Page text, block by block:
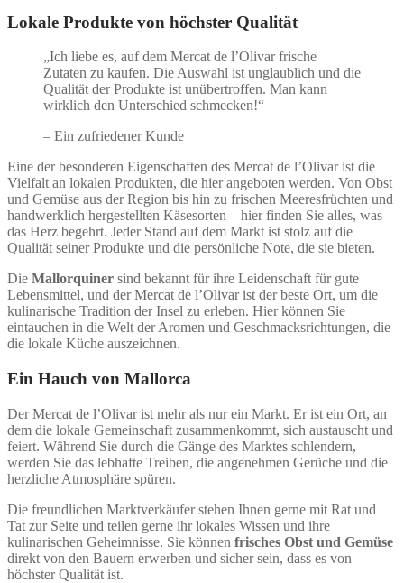
Lokale Produkte von höchster Qualität
„Ich liebe es, auf dem Mercat de l’Olivar frische
Zutaten zu kaufen. Die Auswahl ist unglaublich und die
Qualität der Produkte ist unübertroffen. Man kann
wirklich den Unterschied schmecken!“
– Ein zufriedener Kunde
Eine der besonderen Eigenschaften des Mercat de l’Olivar ist die
Vielfalt an lokalen Produkten, die hier angeboten werden. Von Obst
und Gemüse aus der Region bis hin zu frischen Meeresfrüchten und
handwerklich hergestellten Käsesorten – hier finden Sie alles, was
das Herz begehrt. Jeder Stand auf dem Markt ist stolz auf die
Qualität seiner Produkte und die persönliche Note, die sie bieten.
Die Mallorquiner sind bekannt für ihre Leidenschaft für gute
Lebensmittel, und der Mercat de l’Olivar ist der beste Ort, um die
kulinarische Tradition der Insel zu erleben. Hier können Sie
eintauchen in die Welt der Aromen und Geschmacksrichtungen, die
die lokale Küche auszeichnen.
Ein Hauch von Mallorca
Der Mercat de l’Olivar ist mehr als nur ein Markt. Er ist ein Ort, an
dem die lokale Gemeinschaft zusammenkommt, sich austauscht und
feiert. Während Sie durch die Gänge des Marktes schlendern,
werden Sie das lebhafte Treiben, die angenehmen Gerüche und die
herzliche Atmosphäre spüren.
Die freundlichen Marktverkäufer stehen Ihnen gerne mit Rat und
Tat zur Seite und teilen gerne ihr lokales Wissen und ihre
kulinarischen Geheimnisse. Sie können frisches Obst und Gemüse
direkt von den Bauern erwerben und sicher sein, dass es von
höchster Qualität ist.